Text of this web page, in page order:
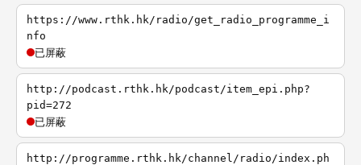
https://www.rthk.hk/radio/get_radio_programme_i
nfo
已屏蔽
http://podcast.rthk.hk/podcast/item_epi.php?
pid=272
已屏蔽
http://programme.rthk.hk/channel/radio/index.ph